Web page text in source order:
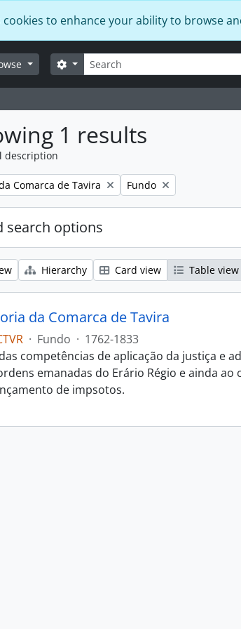
cookies to enhance your ability to browse
Search
Search options
1 results
description
Comarca de Tavira Remove filter:
Fundo
search options
Hierarchy Card view Table view
da Comarca de Tavira
· Fundo · 1762-1833
competências de aplicação da justiça e
emanadas do Erário Régio e ainda
de impsotos.